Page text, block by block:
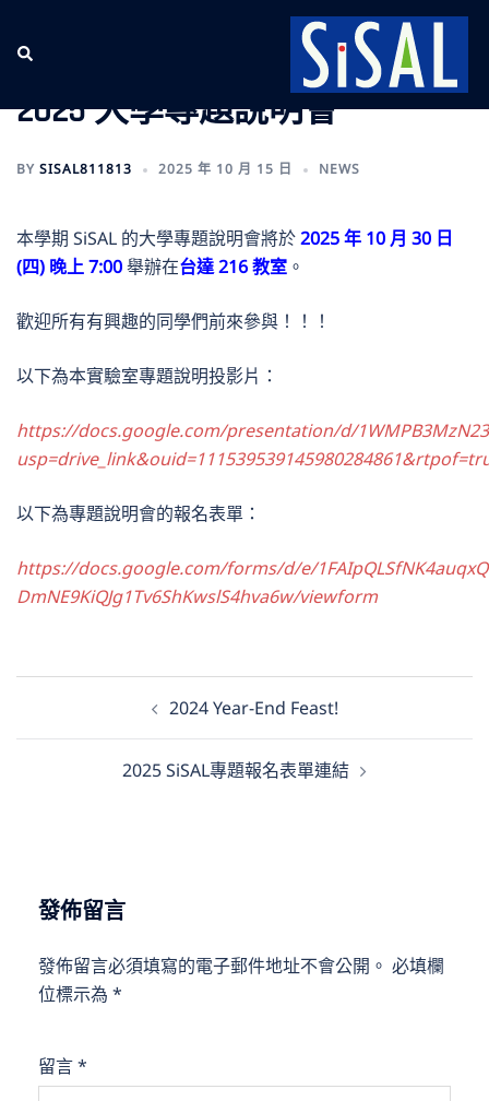
Search
2025 大學專題說明會
BY SISAL811813 2025 年 10 月 15 日 NEWS
本學期 SiSAL 的大學專題說明會將於2025 年 10 月 30 日
(四) 晚上 7:00舉辦在台達 216 教室 。
歡迎所有有興趣的同學們前來參與！！！
以下為本實驗室專題說明投影片：
https://docs.google.com/presentation/d/
以下為專題說明會的報名表單：
https://docs.google.com/forms/d/e/
DmNE9KiQJg1Tv6ShKwslS4hva6w/viewform
2024 Year-End Feast!
2025 SiSAL專題報名表單連結
發佈留言
發佈留言必須填寫的電子郵件地址不會公開。 必填欄
位標示為 *
留言*